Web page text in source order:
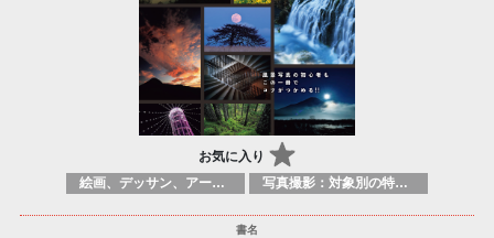
お気に入り
絵画、デッサン、アートマニュアル 写真撮影：対象別の特定のテクニック、原理